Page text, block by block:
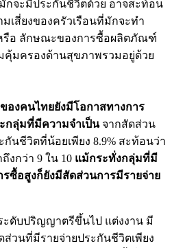
กจะมีประกันชีวิตด้วย อาจสะท้อน
มเสี่ยงของครัวเรือนที่มักจะทำ
รือ ลักษณะของการซื้อผลิตภัณฑ์
คุ้มครองด้านสุขภาพรวมอยู่ด้วย
องคนไทยยังมีโอกาสทางการ
กลุ่มที่มีความจำเป็นจากสัดส่วน
กันชีวิตที่น้อยเพียง 8.9% สะท้อนว่า
งกว่า 9 ใน 10 แม้กระทั่งกลุ่มที่มี
ซื้อสูงก็ยังมีสัดส่วนการมีรายจ่าย
ะดับปริญญาตรีขึ้นไป แต่งงาน มี
ส่วนที่มีรายจ่ายประกันชีวิตเพียง